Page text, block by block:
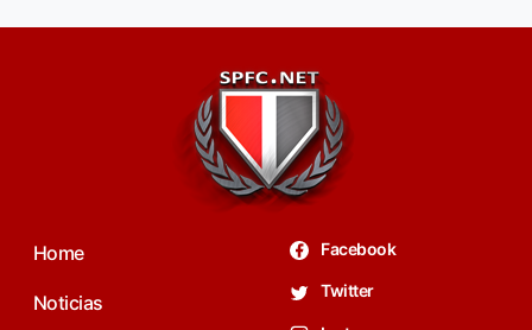
Home
Noticias
Facebook
Twitter